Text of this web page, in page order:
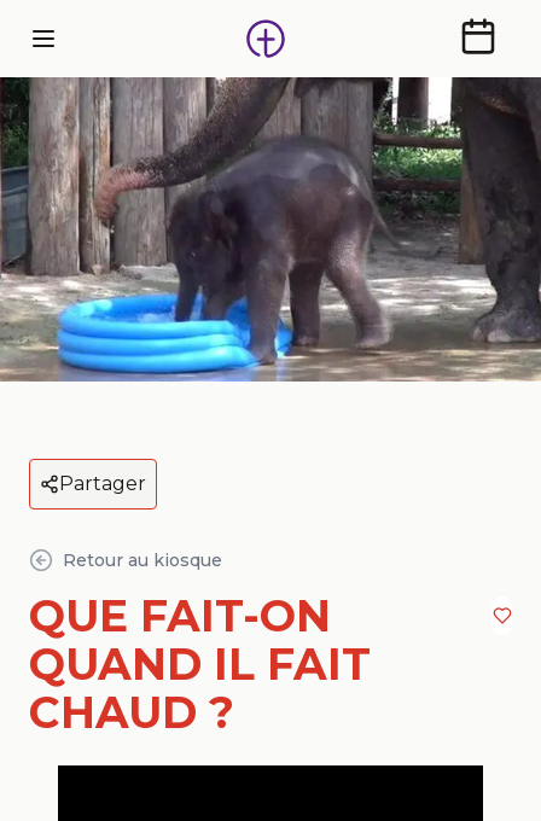
Partager
Retour au kiosque
QUE FAIT-ON
QUAND IL FAIT
CHAUD ?